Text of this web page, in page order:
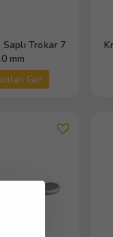
Trokar 7
mm
Gör